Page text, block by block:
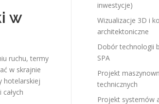
w
ruchu, termy
w skrajnie
hotelarskiej
inwestycje)
Wizualizacje 3D i
architektoniczne
Dobór technologii
SPA
Projekt
technicznych
Projekt systemów